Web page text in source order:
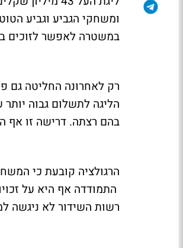
ומשחקי הגביע וגביע
במשטרה לאפשר לזוכים
רק לאחרונה החליטה גם
הליגה לתשלום גבוה
בהם רצתה. דרישה זו אף
הרגולציה קובעת כי
רשות השידור לא ניגשה